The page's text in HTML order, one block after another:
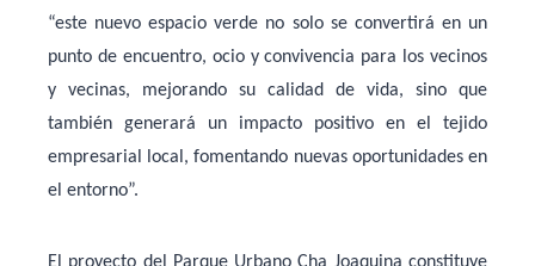
“este nuevo espacio verde no solo se convertirá en un
punto de encuentro, ocio y convivencia para los vecinos
y vecinas, mejorando su calidad de vida, sino que
también generará un impacto positivo en el tejido
empresarial local, fomentando nuevas oportunidades en
el entorno”.
El proyecto del Parque Urbano Cha Joaquina constituye